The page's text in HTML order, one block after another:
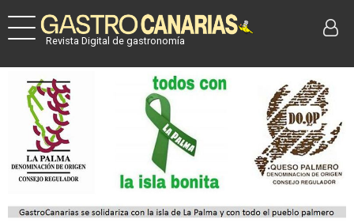
Revista Digital de gastronomía